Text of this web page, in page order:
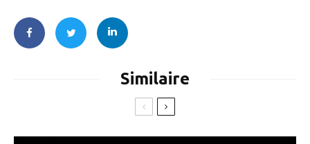
Similaire